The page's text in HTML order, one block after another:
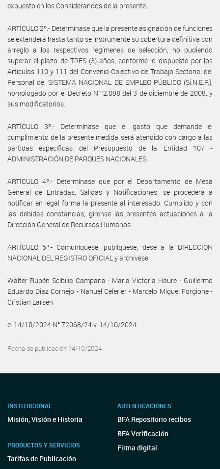
expuesto en los Considerandos de la presente.
ARTÍCULO 2º.- Determínase que la presente asignación de funciones
se extenderá hasta tanto se instrumente su cobertura definitiva con
arreglo a los respectivos regímenes de selección, no pudiendo
superar el plazo de TRES (3) años, conforme lo dispuesto por los
Artículos 110 y 111 del Convenio Colectivo de Trabajo Sectorial del
Personal del SISTEMA NACIONAL DE EMPLEO PÚBLICO (Si.N.E.P.),
homologado por el Decreto N° 2.098 del 3 de diciembre de 2008, y
sus modificatorios.
ARTÍCULO 3º.- Determínase que el gasto que demande el
cumplimiento de la presente medida será atendido con cargo a las
partidas específicas del Presupuesto de la Entidad 107 -
ADMINISTRACIÓN DE PARQUES NACIONALES.
ARTÍCULO 4º.- Determínase que por el Departamento de Mesa
General de Entradas, Salidas y Notificaciones, se procederá a
notificar en legal forma la presente al interesado. Cumplido y con
las debidas constancias, gírense las presentes actuaciones a la
Dirección General de Recursos Humanos.
ARTÍCULO 5º.- Comuníquese, publíquese, dese a la DIRECCIÓN
NACIONAL DEL REGISTRO OFICIAL y archívese.
Walter Rubén Scibilia Campana - Maria Victoria Haure - Guillermo
Eduardo Diaz Cornejo - Nahuel Celerier - Marcelo Miguel Forgione -
Cristian Larsen
e. 14/10/2024 N° 72068/24 v. 14/10/2024
Fecha de publicación 14/10/2024
INSTITUCIONAL
Misión, Visión e Historia
PRODUCTOS Y SERVICIOS
Tarifas de Publicación
AUTENTICACIONES
BFA Repositorio recibos
BFA Verificación
Firma digital